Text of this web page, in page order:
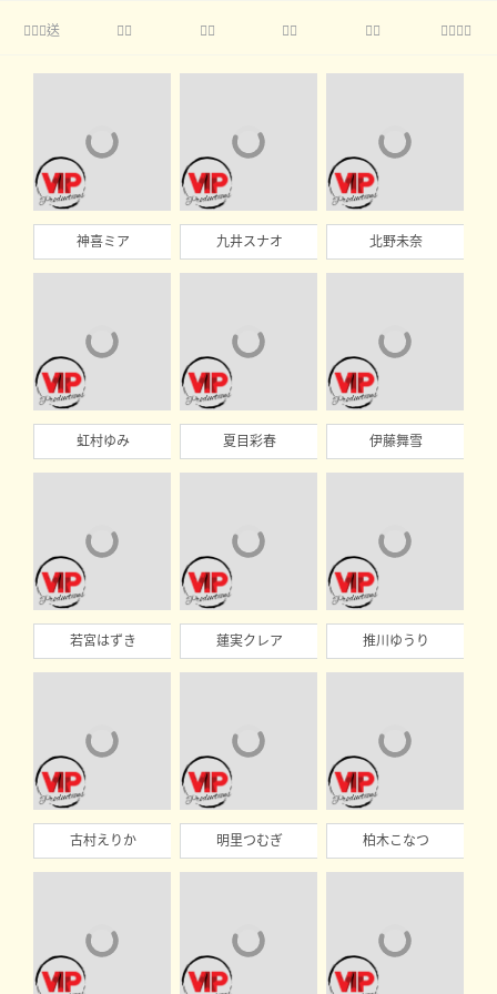
送     
神喜ミア 九井スナオ 北野未奈
虹村ゆみ 夏目彩春 伊藤舞雪
若宮はずき 蓮実クレア 推川ゆうり
古村えりか 明里つむぎ 柏木こなつ